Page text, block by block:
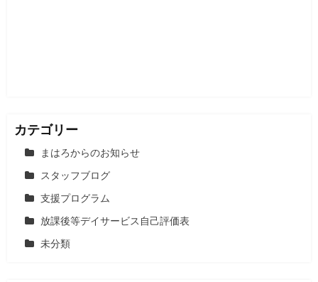
カテゴリー
まはろからのお知らせ
スタッフブログ
支援プログラム
放課後等デイサービス自己評価表
未分類